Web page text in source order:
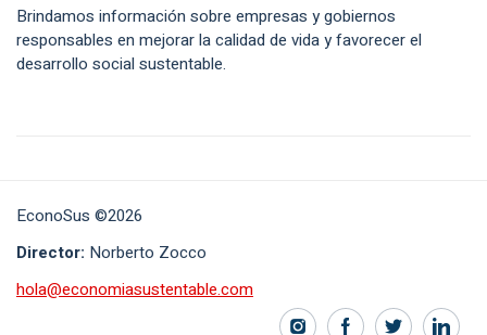
Brindamos información sobre empresas y gobiernos
responsables en mejorar la calidad de vida y favorecer el
desarrollo social sustentable.
EconoSus ©2026
Director: Norberto Zocco
hola@economiasustentable.com